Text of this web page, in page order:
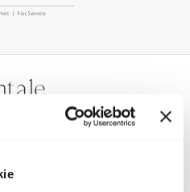
della nostra attività.